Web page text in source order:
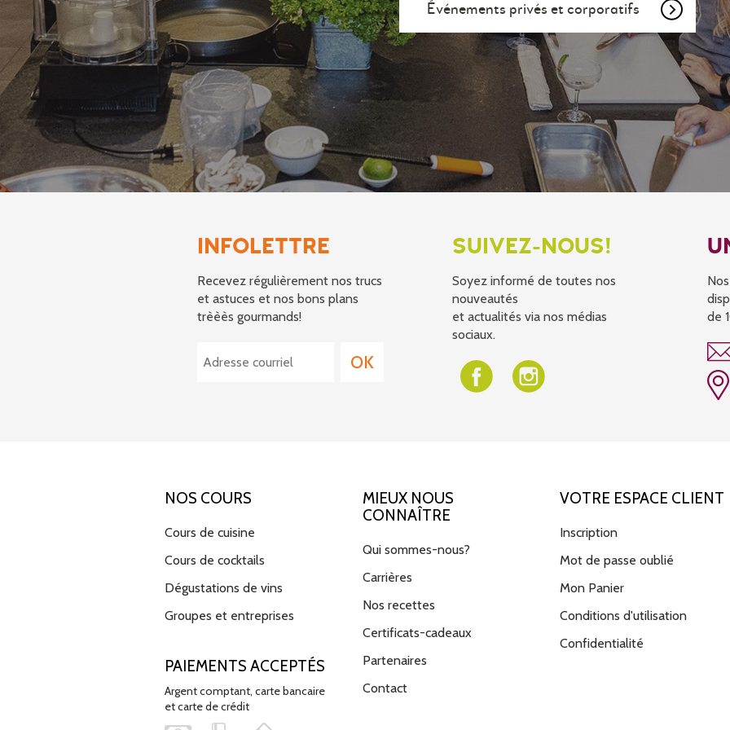
Événements privés et corporatifs
INFOLETTRE
Recevez régulièrement nos trucs
et astuces et nos bons plans
trèèès gourmands!
SUIVEZ-NOUS!
Soyez informé de toutes nos
nouveautés
et actualités via nos médias
sociaux.
de
NOS COURS
Cours de cuisine
Cours de cocktails
Dégustations de vins
Groupes et entreprises
PAIEMENTS ACCEPTÉS
Argent comptant, carte bancaire
et carte de crédit
MIEUX NOUS
CONNAÎTRE
Qui sommes-nous?
Carrières
Nos recettes
Certificats-cadeaux
Partenaires
Contact
VOTRE ESPACE CLIENT
Inscription
Mot de passe oublié
Mon Panier
Conditions d'utilisation
Confidentialité